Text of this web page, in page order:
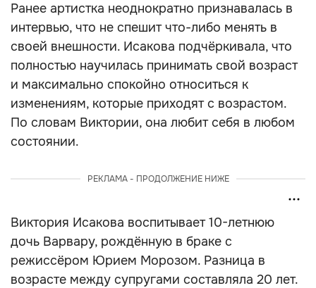
Ранее артистка неоднократно признавалась в
интервью, что не спешит что-либо менять в
своей внешности. Исакова подчёркивала, что
полностью научилась принимать свой возраст
и максимально спокойно относиться к
изменениям, которые приходят с возрастом.
По словам Виктории, она любит себя в любом
состоянии.
РЕКЛАМА - ПРОДОЛЖЕНИЕ НИЖЕ
Виктория Исакова воспитывает 10-летнюю
дочь Варвару, рождённую в браке с
режиссёром Юрием Морозом. Разница в
возрасте между супругами составляла 20 лет.